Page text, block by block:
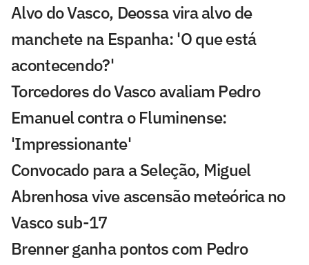
Alvo do Vasco, Deossa vira alvo de
manchete na Espanha: 'O que está
acontecendo?'
Torcedores do Vasco avaliam Pedro
Emanuel contra o Fluminense:
'Impressionante'
Convocado para a Seleção, Miguel
Abrenhosa vive ascensão meteórica no
Vasco sub-17
Brenner ganha pontos com Pedro